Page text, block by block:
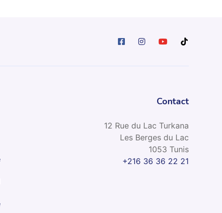
Contact
12 Rue du Lac Turkana
Les Berges du Lac
1053 Tunis
+216 36 36 22 21